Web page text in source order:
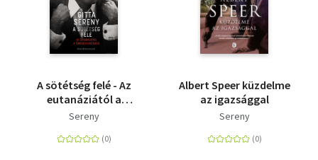
A sötétség felé - Az
eutanáziától a
tömeggyilkosságig
Sereny
Albert Speer küzdelme
az igazsággal
Sereny